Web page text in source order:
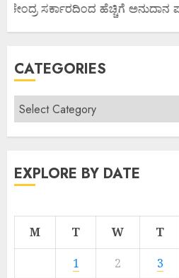
ಕೇಂದ್ರ ಸರ್ಕಾರದಿಂದ ಹೆಚ್ಚಿಗೆ ಅನುದಾನ
CATEGORIES
EXPLORE BY DATE
M T W T
1
2 3